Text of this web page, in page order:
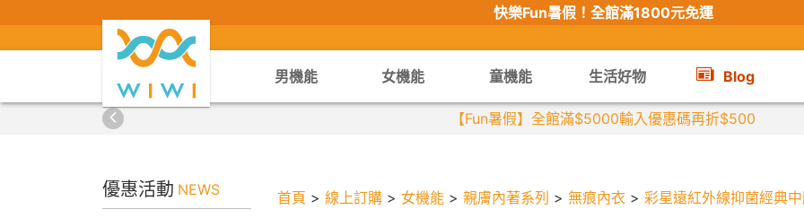
快樂Fun暑假！ 全館滿1800元免運
男機能 女機能 童機能 生活好物 Blog
【限時組合】買2件涼感衣享兒童半價
優惠活動 NEWS 首頁 > 線上訂購 > 女機能 > 親膚內著系列 > 無痕內衣 > 彩星遠紅外線抑菌經典